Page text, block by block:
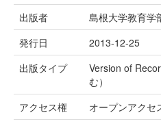
出版者
島根大学教育学
発行日
2013-12-25
出版タイプ
Version of
む）
アクセス権
オープンアクセ